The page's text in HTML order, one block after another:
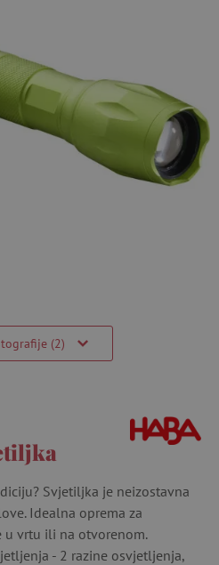
(2)
Svjetiljka je neizostavna
Idealna oprema za
u vrtu ili na otvorenom.
- 2 razine osvjetljenja,